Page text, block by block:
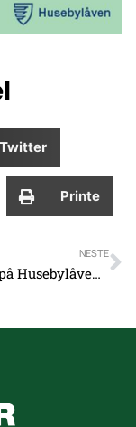
Twitter
Printe
NESTE
Meld deg på Husebylåvens nyhetsbrev